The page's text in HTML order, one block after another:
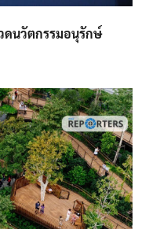
นวัตกรรมอนุรักษ์